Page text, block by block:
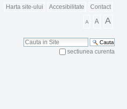
Harta site-ului Accesibilitate Contact
A A A
Cauta
sectiunea curenta